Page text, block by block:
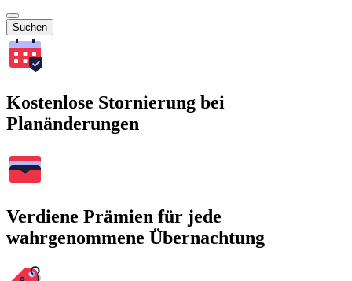
Suchen
Kostenlose Stornierung bei
Planänderungen
Verdiene Prämien für jede
wahrgenommene Übernachtung